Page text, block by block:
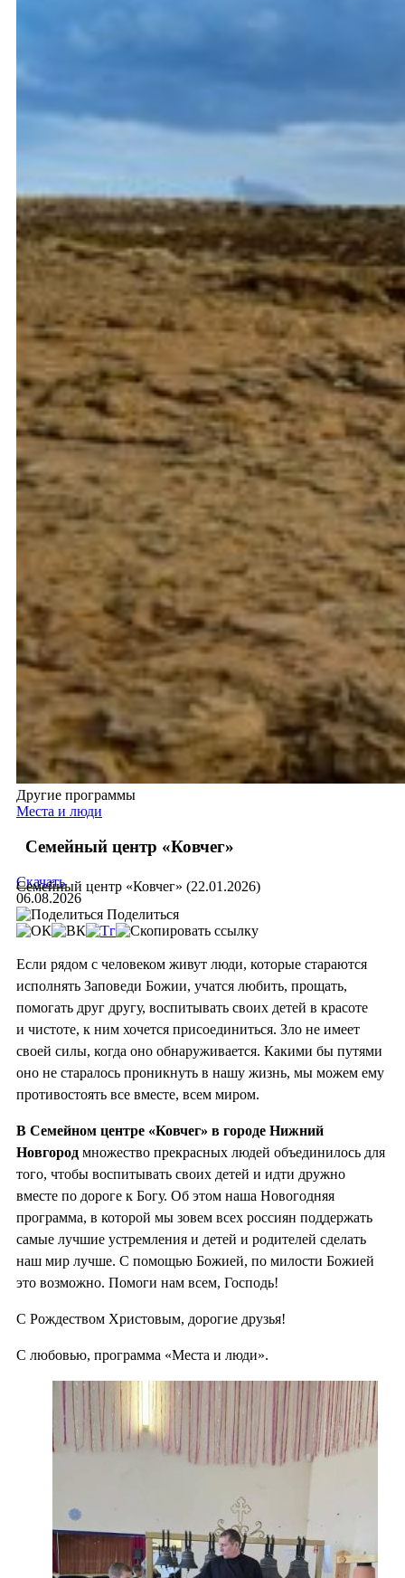
Другие программы
Места и люди
Семейный центр «Ковчег»
Семейный центр «Ковчег» (22.01.2026)
Скачать
06.08.2026
Поделиться
Если рядом с человеком живут люди, которые стараются
исполнять Заповеди Божии, учатся любить, прощать,
помогать друг другу, воспитывать своих детей в красоте
и чистоте, к ним хочется присоединиться. Зло не имеет
своей силы, когда оно обнаруживается. Какими бы путями
оно не старалось проникнуть в нашу жизнь, мы можем ему
противостоять все вместе, всем миром.
В Семейном центре «Ковчег» в городе Нижний
Новгород множество прекрасных людей объединилось для
того, чтобы воспитывать своих детей и идти дружно
вместе по дороге к Богу. Об этом наша Новогодняя
программа, в которой мы зовем всех россиян поддержать
самые лучшие устремления и детей и родителей сделать
наш мир лучше. С помощью Божией, по милости Божией
это возможно. Помоги нам всем, Господь!
С Рождеством Христовым, дорогие друзья!
С любовью, программа «Места и люди».